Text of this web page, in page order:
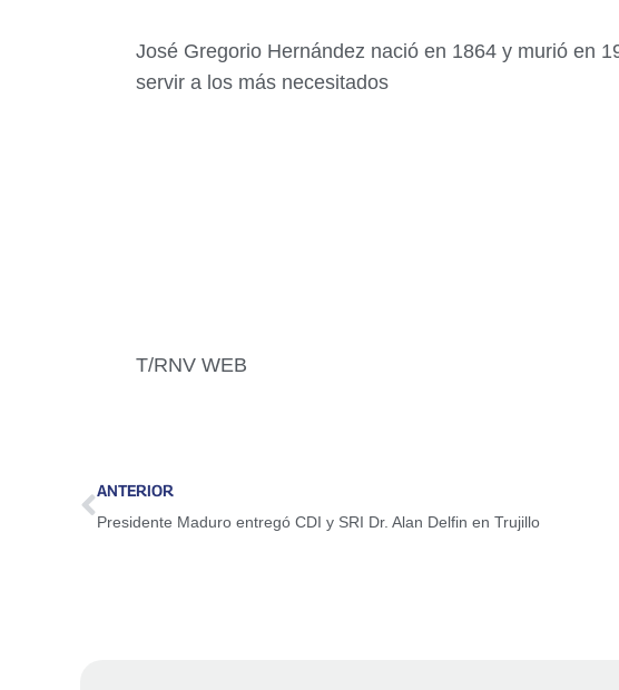
José Gregorio Hernández nació en 1864 y murió en
servir a los más necesitados
T/RNV WEB
ANTERIOR
Presidente Maduro entregó CDI y SRI Dr. Alan Delfin en Trujillo